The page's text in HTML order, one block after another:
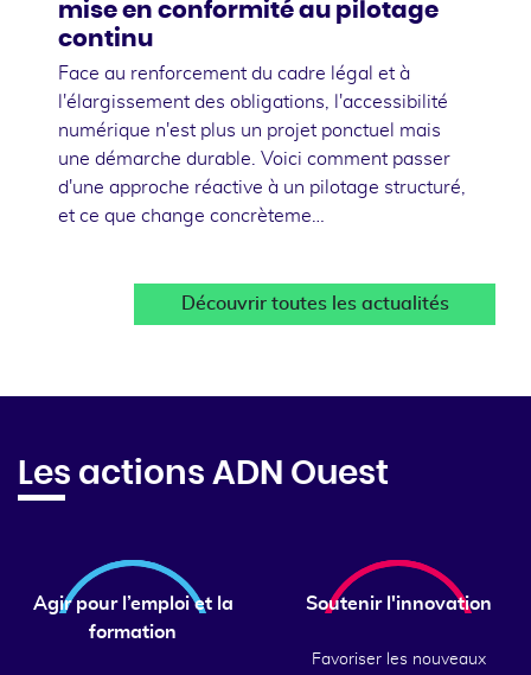
mise en conformité au pilotage
continu
Face au renforcement du cadre légal et à
l'élargissement des obligations, l'accessibilité
numérique n'est plus un projet ponctuel mais
une démarche durable. Voici comment passer
d'une approche réactive à un pilotage structuré,
et ce que change concrèteme…
Découvrir toutes les actualités
Les actions ADN Ouest
Agir pour l’emploi et la
formation
Soutenir l'innovation
Favoriser les nouveaux